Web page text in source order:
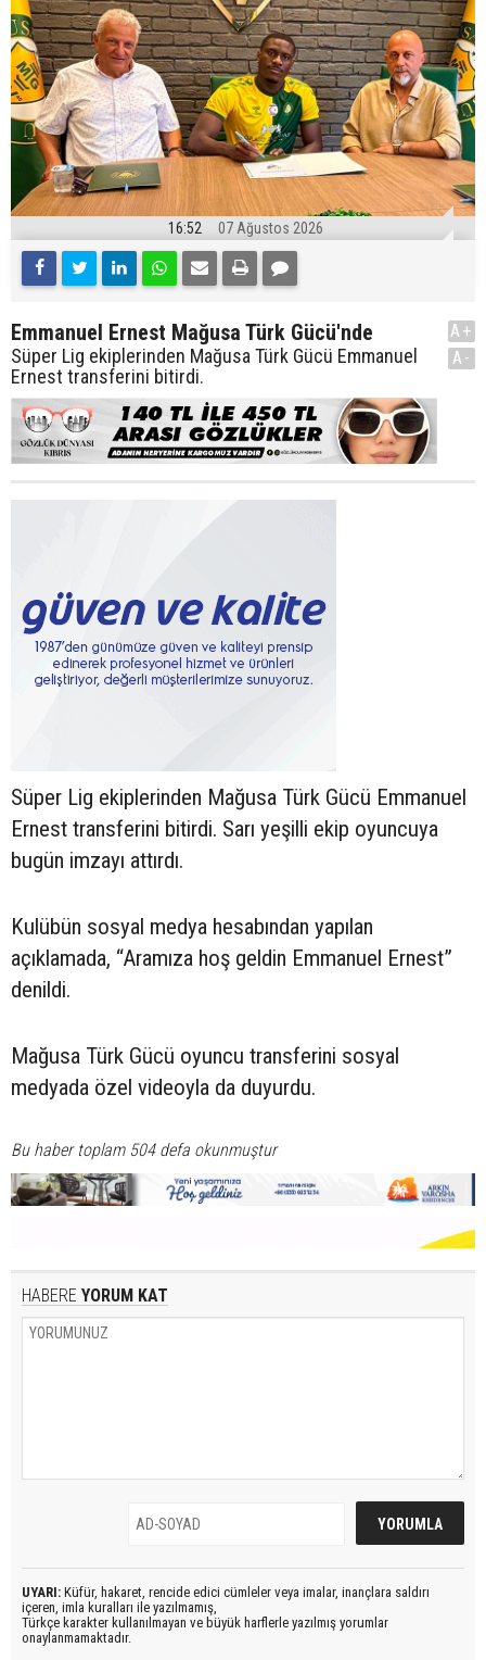
16:52 07 Ağustos 2026
Emmanuel Ernest Mağusa Türk Gücü'nde
Süper Lig ekiplerinden Mağusa Türk Gücü Emmanuel
Ernest transferini bitirdi.
A+
A-
Süper Lig ekiplerinden Mağusa Türk Gücü Emmanuel
Ernest transferini bitirdi. Sarı yeşilli ekip oyuncuya
bugün imzayı attırdı.
Kulübün sosyal medya hesabından yapılan
açıklamada, “Aramıza hoş geldin Emmanuel Ernest”
denildi.
Mağusa Türk Gücü oyuncu transferini sosyal
medyada özel videoyla da duyurdu.
Bu haber toplam 504 defa okunmuştur
HABERE YORUM KAT
UYARI: Küfür, hakaret, rencide edici cümleler veya imalar, inançlara saldırı
içeren, imla kuralları ile yazılmamış,
Türkçe karakter kullanılmayan ve büyük harflerle yazılmış yorumlar
onaylanmamaktadır.